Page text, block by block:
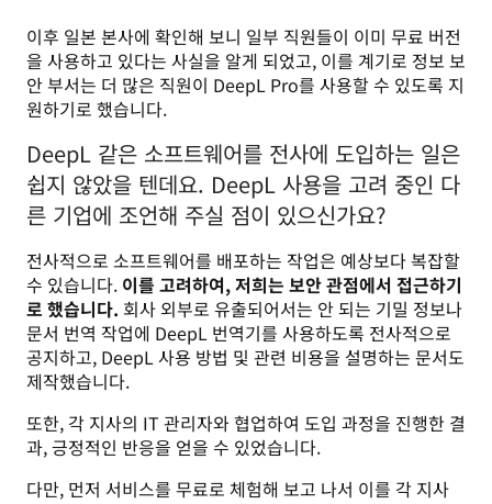
이후 일본 본사에 확인해 보니 일부 직원들이 이미 무료 버전
을 사용하고 있다는 사실을 알게 되었고, 이를 계기로 정보 보
안 부서는 더 많은 직원이 DeepL Pro를 사용할 수 있도록 지
원하기로 했습니다.
DeepL 같은 소프트웨어를 전사에 도입하는 일은
쉽지 않았을 텐데요. DeepL 사용을 고려 중인 다
른 기업에 조언해 주실 점이 있으신가요?
전사적으로 소프트웨어를 배포하는 작업은 예상보다 복잡할
수 있습니다. 이를 고려하여, 저희는 보안 관점에서 접근하기
로 했습니다. 회사 외부로 유출되어서는 안 되는 기밀 정보나
문서 번역 작업에 DeepL 번역기를 사용하도록 전사적으로
공지하고, DeepL 사용 방법 및 관련 비용을 설명하는 문서도
제작했습니다.
또한, 각 지사의 IT 관리자와 협업하여 도입 과정을 진행한 결
과, 긍정적인 반응을 얻을 수 있었습니다.
다만, 먼저 서비스를 무료로 체험해 보고 나서 이를 각 지사